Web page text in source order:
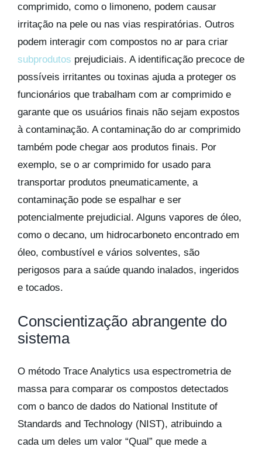
comprimido, como o limoneno, podem causar
irritação na pele ou nas vias respiratórias. Outros
podem interagir com compostos no ar para criar
subprodutos prejudiciais. A identificação precoce de
possíveis irritantes ou toxinas ajuda a proteger os
funcionários que trabalham com ar comprimido e
garante que os usuários finais não sejam expostos
à contaminação. A contaminação do ar comprimido
também pode chegar aos produtos finais. Por
exemplo, se o ar comprimido for usado para
transportar produtos pneumaticamente, a
contaminação pode se espalhar e ser
potencialmente prejudicial. Alguns vapores de óleo,
como o decano, um hidrocarboneto encontrado em
óleo, combustível e vários solventes, são
perigosos para a saúde quando inalados, ingeridos
e tocados.
Conscientização abrangente do
sistema
O método Trace Analytics usa espectrometria de
massa para comparar os compostos detectados
com o banco de dados do National Institute of
Standards and Technology (NIST), atribuindo a
cada um deles um valor “Qual” que mede a